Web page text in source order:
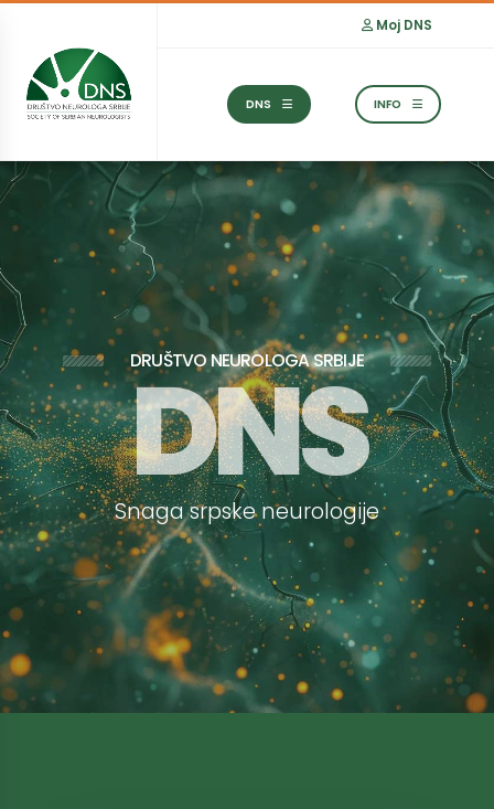
Moj DNS
DNS INFO
DRUŠTVO NEUROLOGA SRBIJE
DNS
Snagasrpske neurologije